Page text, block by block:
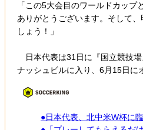
「この5大会目のワールドカッ
ありがとうございます。そして
しょう！」
日本代表は31日に『国立競技場
ナッシュビルに入り、6月15日に
●日本代表、北中米W杯に